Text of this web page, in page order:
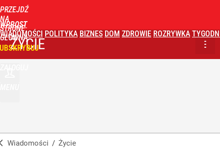
PRZEJDŹ
NA
STRONĘ
GŁÓWNĄ
WPROST
WIADOMOŚCI POLITYKA BIZNES DOM ZDROWIE ROZRYWKA
ŻYCIE
Wiadomości / Życie